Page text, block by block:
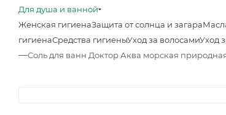
Для душа и ванной
Женская гигиенаЗащита от солнца и загара
гигиенаСредства гигиеныУход за волосамиУход
—Соль для ванн Доктор Аква морская